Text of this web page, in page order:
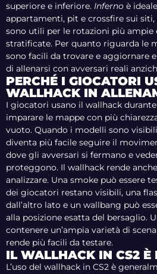
superiore e inferiore. Inferno è
appartamenti, pit e crossfire sui
sono utili per le rotazioni più ampie
stratificate. Per quanto riguarda le
sono facili da trovare e aggiornare
di allenarsi con avversari reali
PERCHÉ I GIOCATORI
WALLHACK IN
I giocatori usano il wallhack
imparare le mappe con più
vuoto. Quando i modelli sono
diventa più facile seguire il
dove gli avversari si fermano e
proteggono. Il wallhack rende
analizzare. Una smoke può essere
dei giocatori restano visibili, una
dall’altro lato e un wallbang può
alla posizione esatta del bersaglio.
contenere un’ampia varietà di
rende più facili da testare.
IL WALLHACK IN CS2 È
L’uso del wallhack in CS2 è